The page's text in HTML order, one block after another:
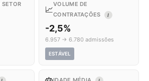
📈
VOLUME DE
CONTRATAÇÕES
I
-2,5%
6.957 → 6.780 admissões
ESTÁVEL